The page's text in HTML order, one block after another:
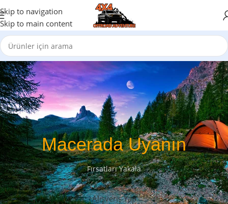
Skip to navigation
Skip to main content
Macerada Uyanın
Fırsatları Yakala
Alışveriş Yap